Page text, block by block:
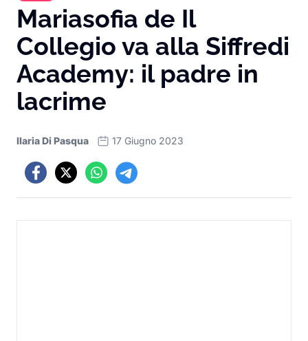
Mariasofia de Il
Collegio va alla Siffredi
Academy: il padre in
lacrime
Ilaria Di Pasqua 17 Giugno 2023